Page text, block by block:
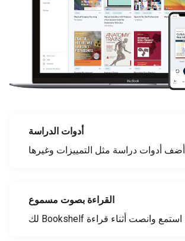
أدوات الدراسة
أضف أدوات دراسة مثل التمييزات وغيرها
القراءة بصوت مسموع
استمع وانصت أثناء قراءة Bookshelf لك